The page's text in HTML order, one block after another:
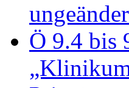
Ö 9.4 bis